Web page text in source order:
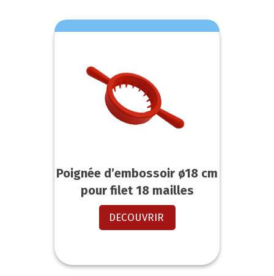
Poignée d’embossoir ø18 cm
pour filet 18 mailles
DECOUVRIR